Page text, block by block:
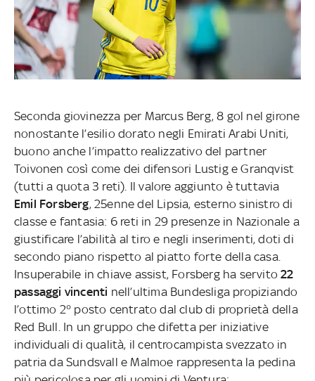
Seconda giovinezza per Marcus Berg, 8 gol nel girone
nonostante l’esilio dorato negli Emirati Arabi Uniti,
buono anche l’impatto realizzativo del partner
Toivonen così come dei difensori Lustig e Granqvist
(tutti a quota 3 reti). Il valore aggiunto è tuttavia
Emil Forsberg, 25enne del Lipsia, esterno sinistro di
classe e fantasia: 6 reti in 29 presenze in Nazionale a
giustificare l’abilità al tiro e negli inserimenti, doti di
secondo piano rispetto al piatto forte della casa.
Insuperabile in chiave assist, Forsberg ha servito22
passaggi vincenti nell’ultima Bundesliga propiziando
l’ottimo 2° posto centrato dal club di proprietà della
Red Bull. In un gruppo che difetta per iniziative
individuali di qualità, il centrocampista svezzato in
patria da Sundsvall e Malmoe rappresenta la pedina